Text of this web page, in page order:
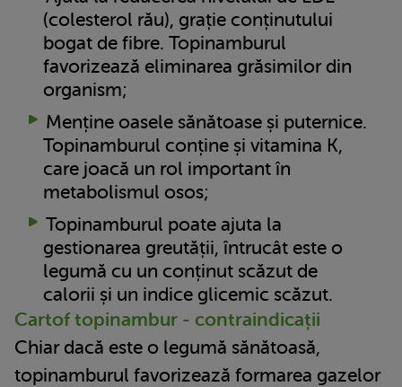
(colesterol rău), grație conținutului
bogat de fibre. Topinamburul
favorizează eliminarea grăsimilor din
organism;
Menține oasele sănătoase și puternice.
Topinamburul conține și vitamina K,
care joacă un rol important în
metabolismul osos;
Topinamburul poate ajuta la
gestionarea greutății, întrucât este o
legumă cu un conținut scăzut de
calorii și un indice glicemic scăzut.
Cartof topinambur - contraindicații
Chiar dacă este o legumă sănătoasă,
topinamburul favorizează formarea gazelor